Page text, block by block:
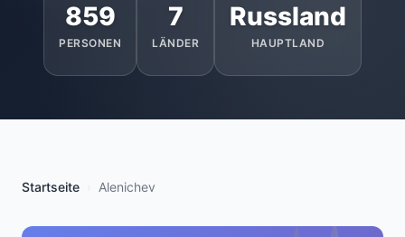
859
PERSONEN
7
LÄNDER
Russland
HAUPTLAND
Startseite Alenichev